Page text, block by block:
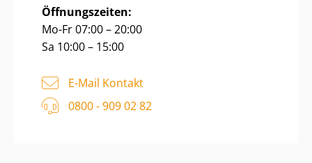
Öffnungszeiten:
Mo-Fr 07:00 – 20:00
Sa 10:00 – 15:00
E-Mail Kontakt
0800 - 909 02 82